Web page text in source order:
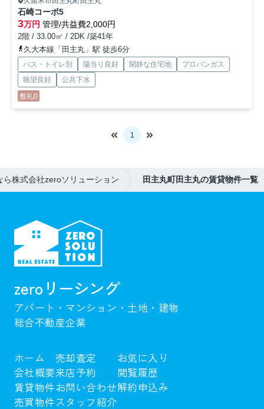
石崎コーポ5
3万円 管理/共益費2,000円
2階 / 33.00㎡ / 2DK /築41年
久大本線「田主丸」駅 徒歩6分
バス・トイレ別 陽当り良好 閑静な住宅地
プロパンガス
眺望良好
公共下水
敷礼0
1
株式会社zeroソリューション 田主丸町田主丸の賃貸物件一覧
zeroリーシング
アパート・マンション・土地・建物
総合不動産企業
ホーム
会社概要
賃貸物件
売買物件
売却査定
来店予約
お問い合わせ
スタッフ紹介
お気に入り
閲覧履歴
解約申込み